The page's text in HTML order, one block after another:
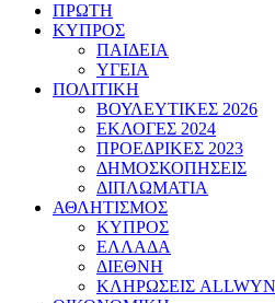
ΠΡΩΤΗ
ΚΥΠΡΟΣ
ΠΑΙΔΕΙΑ
ΥΓΕΙΑ
ΠΟΛΙΤΙΚΗ
ΒΟΥΛΕΥΤΙΚΕΣ 2026
ΕΚΛΟΓΕΣ 2024
ΠΡΟΕΔΡΙΚΕΣ 2023
ΔΗΜΟΣΚΟΠΗΣΕΙΣ
ΔΙΠΛΩΜΑΤΙΑ
ΑΘΛΗΤΙΣΜΟΣ
ΚΥΠΡΟΣ
ΕΛΛΑΔΑ
ΔΙΕΘΝΗ
ΚΛΗΡΩΣΕΙΣ ALLWYN